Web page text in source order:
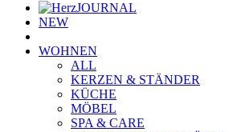
JOURNAL
NEW
WOHNEN
ALL
KERZEN & STÄNDER
KÜCHE
MÖBEL
SPA & CARE